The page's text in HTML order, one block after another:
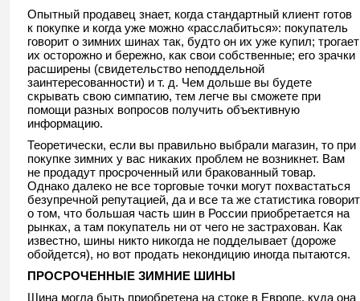
Опытный продавец знает, когда стандартный клиент готов
к покупке и когда уже можно «расслабиться»: покупатель
говорит о зимних шинах так, будто он их уже купил; трогает
их осторожно и бережно, как свои собственные; его зрачки
расширены (свидетельство неподдельной
заинтересованности) и т. д. Чем дольше вы будете
скрывать свою симпатию, тем легче вы сможете при
помощи разных вопросов получить объективную
информацию.
Теоретически, если вы правильно выбрали магазин, то при
покупке зимних у вас никаких проблем не возникнет. Вам
не продадут просроченный или бракованный товар.
Однако далеко не все торговые точки могут похвастаться
безупречной репутацией, да и все та же статистика говорит
о том, что большая часть шин в России приобретается на
рынках, а там покупатель ни от чего не застрахован. Как
известно, шины никто никогда не подделывает (дороже
обойдется), но вот продать некондицию иногда пытаются.
ПРОСРОЧЕННЫЕ ЗИМНИЕ ШИНЫ
Шина могла быть приобретена на стоке в Европе, куда она